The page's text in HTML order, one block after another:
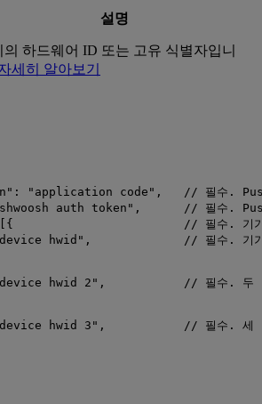
설명
의 하드웨어 ID 또는 고유 식별자입니
세히 알아보기
: " application code " , // 필수.
auth token " , // 필수.
[{ // 필수. 기
device hwid " , // 필수. 기
device hwid 2 " , // 필수. 두
device hwid 3 " , // 필수. 세